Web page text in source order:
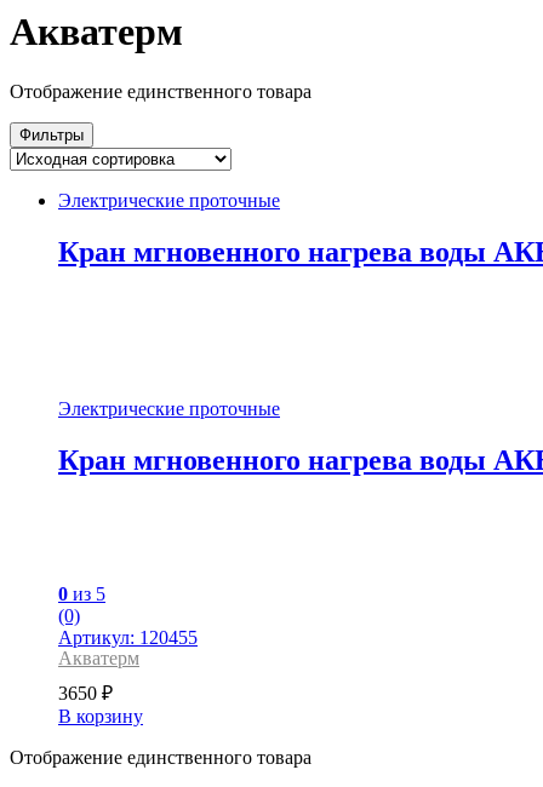
Акватерм
Отображение единственного товара
Фильтры
Электрические проточные
Кран мгновенного нагрева воды
Электрические проточные
Кран мгновенного нагрева воды
0 из 5
(0)
Артикул: 120455
Акватерм
3650 ₽
В корзину
Отображение единственного товара